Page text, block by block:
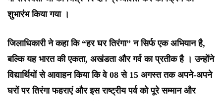
शुभारंभ किया गया ।
जिलाधिकारी ने कहा कि “हर घर तिरंगा” न सिर्फ एक अभियान है,
बल्कि यह भारत की एकता, अखंडता और गर्व का प्रतीक है । उन्होंने
विद्यार्थियों से आवाहन किया कि वे 08 से 15 अगस्त तक अपने-अपने
घरों पर तिरंगा फहराएं और इस राष्ट्रीय पर्व को पूरे सम्मान और